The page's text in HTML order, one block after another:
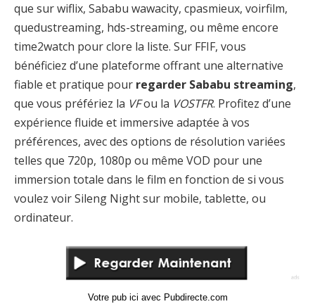
que sur wiflix, Sababu wawacity, cpasmieux, voirfilm,
quedustreaming, hds-streaming, ou même encore
time2watch pour clore la liste. Sur FFIF, vous
bénéficiez d’une plateforme offrant une alternative
fiable et pratique pour regarder Sababu streaming,
que vous préfériez la VFou la VOSTFR. Profitez d’une
expérience fluide et immersive adaptée à vos
préférences, avec des options de résolution variées
telles que 720p, 1080p ou même VOD pour une
immersion totale dans le film en fonction de si vous
voulez voir Sileng Night sur mobile, tablette, ou
ordinateur.
Votre pub ici avec Pubdirecte.com